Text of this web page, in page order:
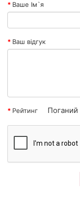
Ваше Ім`я
Ваш відгук
Рейтинг Поганий